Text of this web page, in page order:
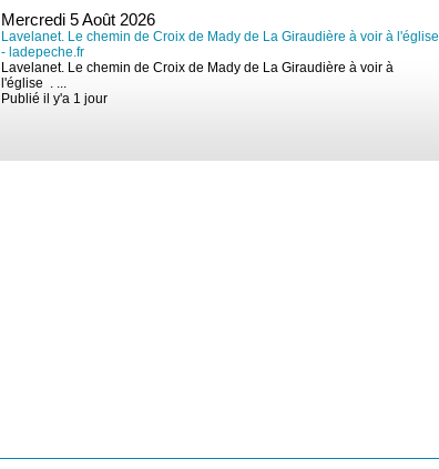
Mercredi 5 Août 2026
Lavelanet. Le chemin de Croix de Mady de La Giraudière à voir à l'église
- ladepeche.fr
Lavelanet. Le chemin de Croix de Mady de La Giraudière à voir à
l'église . ...
Publié il y'a 1 jour